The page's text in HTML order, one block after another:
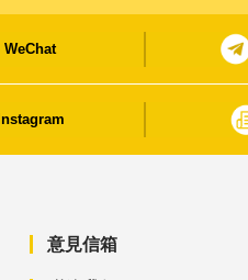
WeChat
Instagram
意見信箱